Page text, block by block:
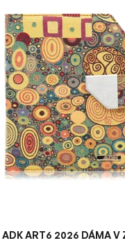
ADK ART6 2026 DÁMA V